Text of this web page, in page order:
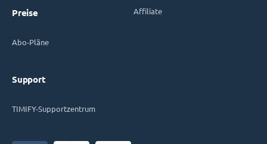
Preise
Abo-Pläne
Support
TIMIFY-Supportzentrum
Affiliate